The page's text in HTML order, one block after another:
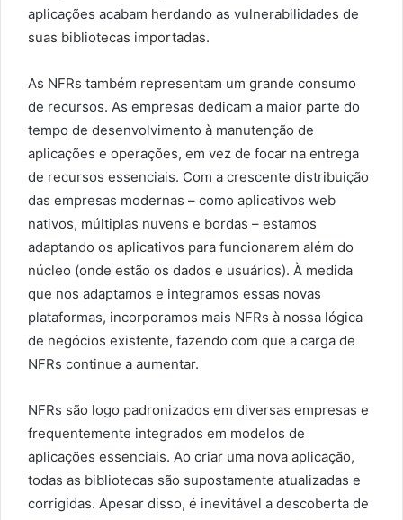
aplicações acabam herdando as vulnerabilidades de
suas bibliotecas importadas.
As NFRs também representam um grande consumo
de recursos. As empresas dedicam a maior parte do
tempo de desenvolvimento à manutenção de
aplicações e operações, em vez de focar na entrega
de recursos essenciais. Com a crescente distribuição
das empresas modernas – como aplicativos web
nativos, múltiplas nuvens e bordas – estamos
adaptando os aplicativos para funcionarem além do
núcleo (onde estão os dados e usuários). À medida
que nos adaptamos e integramos essas novas
plataformas, incorporamos mais NFRs à nossa lógica
de negócios existente, fazendo com que a carga de
NFRs continue a aumentar.
NFRs são logo padronizados em diversas empresas e
frequentemente integrados em modelos de
aplicações essenciais. Ao criar uma nova aplicação,
todas as bibliotecas são supostamente atualizadas e
corrigidas. Apesar disso, é inevitável a descoberta de